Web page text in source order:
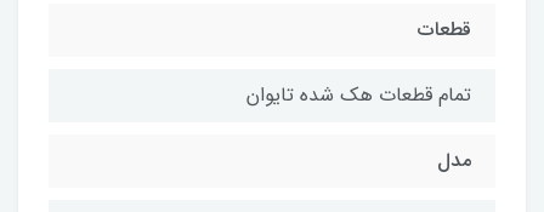
قطعات
تمام قطعات هک شده تایوان
مدل